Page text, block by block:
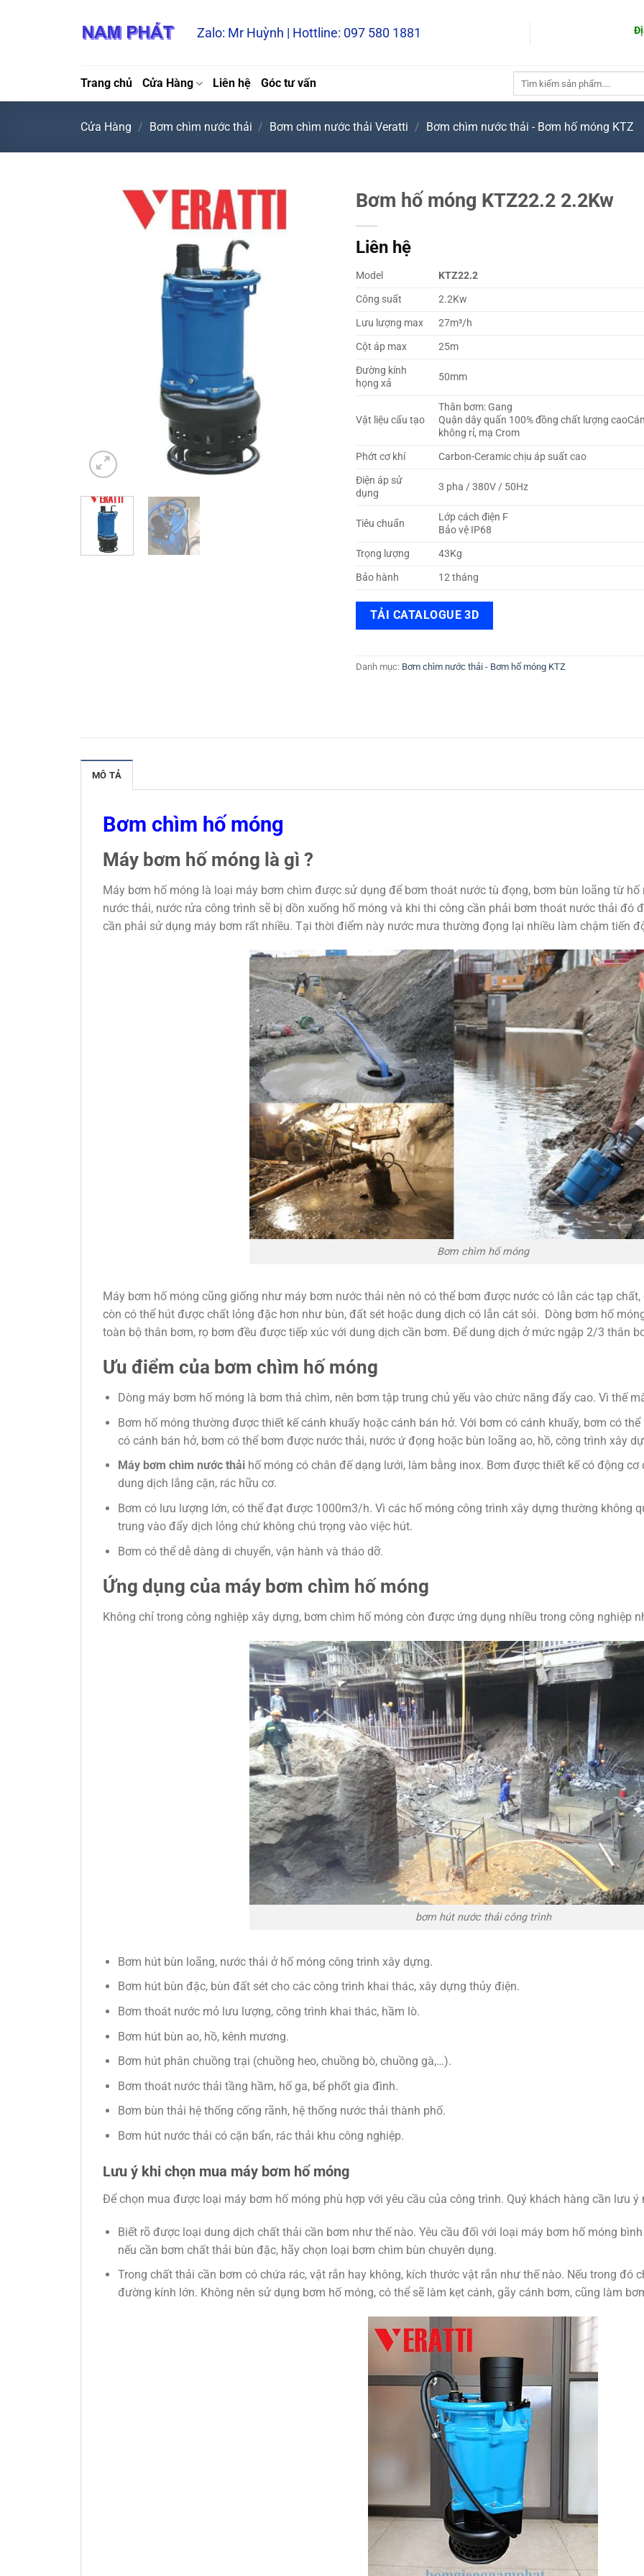
Zalo: Mr Huỳnh | Hottline: 097 580 1881 Địa chỉ:
Trang chủ Cửa Hàng Liên hệ Góc tư vấn
Cửa Hàng / Bơm chìm nước thải / Bơm chìm nước thải Veratti / Bơm chìm nước thải - Bơm hố móng KTZ
Bơm hố móng KTZ22.2 2.2Kw
Liên hệ
Model
KTZ22.2
Công suất
2.2Kw
Lưu lượng max
27m³/h
Cột áp max
25m
Đường kính
họng xả
50mm
Vật liệu cấu tạo
Thân bơm: Gang
Quận dây quấn 100% đồng chất lượng
không rỉ, mạ Crom
Phớt cơ khí
Carbon-Ceramic chịu áp suất cao
Điện áp sử
dụng
3 pha / 380V / 50Hz
Tiêu chuẩn
Lớp cách điện F
Bảo vệ IP68
Trọng lượng
43Kg
Bảo hành
12 tháng
TẢI CATALOGUE 3D
Danh mục: Bơm chìm nước thải - Bơm hố móng KTZ
MÔ TẢ
Bơm chìm hố móng
Máy bơm hố móng là gì ?
Máy bơm hố móng là loại máy bơm chìm được sử dụng để bơm thoát nước tù đọng, bơm bùn loãng từ
nước thải, nước rửa công trình sẽ bị dồn xuống hố móng và khi thi công cần phải bơm thoát nước thải đó
cần phải sử dụng máy bơm rất nhiều. Tại thời điểm này nước mưa thường đọng lại nhiều làm chậm tiến
Bơm chìm hố móng
Máy bơm hố móng cũng giống như máy bơm nước thải nên nó có thể bơm được nước có lẫn các tạp
còn có thể hút được chất lỏng đặc hơn như bùn, đất sét hoặc dung dịch có lẫn cát sỏi. Dòng bơm hố
toàn bộ thân bơm, rọ bơm đều được tiếp xúc với dung dịch cần bơm. Để dung dịch ở mức ngập 2/3 thân
Ưu điểm của bơm chìm hố móng
Dòng máy bơm hố móng là bơm thả chìm, nên bơm tập trung chủ yếu vào chức năng đẩy cao. Vì thế
Bơm hố móng thường được thiết kế cánh khuấy hoặc cánh bán hở. Với bơm có cánh khuấy, bơm có
có cánh bán hở, bơm có thể bơm được nước thải, nước ứ đọng hoặc bùn loãng ao, hồ, công trình xây
Máy bơm chìm nước thảihố móng có chân đế dạng lưới, làm bằng inox. Bơm được thiết kế có động
dung dịch lắng cặn, rác hữu cơ.
Bơm có lưu lượng lớn, có thể đạt được 1000m3/h. Vì các hố móng công trình xây dựng thường không
trung vào đẩy dịch lỏng chứ không chú trọng vào việc hút.
Bơm có thể dễ dàng di chuyển, vận hành và tháo dỡ.
Ứng dụng của máy bơm chìm hố móng
Không chỉ trong công nghiệp xây dựng, bơm chìm hố móng còn được ứng dụng nhiều trong công nghiệp
bơm hút nước thải công trình
Bơm hút bùn loãng, nước thải ở hố móng công trình xây dựng.
Bơm hút bùn đặc, bùn đất sét cho các công trình khai thác, xây dựng thủy điện.
Bơm thoát nước mỏ lưu lượng, công trình khai thác, hầm lò.
Bơm hút bùn ao, hồ, kênh mương.
Bơm hút phân chuồng trại (chuồng heo, chuồng bò, chuồng gà,…).
Bơm thoát nước thải tầng hầm, hố ga, bể phốt gia đình.
Bơm bùn thải hệ thống cống rãnh, hệ thống nước thải thành phố.
Bơm hút nước thải có cặn bẩn, rác thải khu công nghiệp.
Lưu ý khi chọn mua máy bơm hố móng
Để chọn mua được loại máy bơm hố móng phù hợp với yêu cầu của công trình. Quý khách hàng cần lưu ý
Biết rõ được loại dung dịch chất thải cần bơm như thế nào. Yêu cầu đối với loại máy bơm hố móng
nếu cần bơm chất thải bùn đặc, hãy chọn loại bơm chìm bùn chuyên dụng.
Trong chất thải cần bơm có chứa rác, vật rắn hay không, kích thước vật rắn như thế nào. Nếu trong đó
đường kính lớn. Không nên sử dụng bơm hố móng, có thể sẽ làm kẹt cánh, gãy cánh bơm, cũng làm